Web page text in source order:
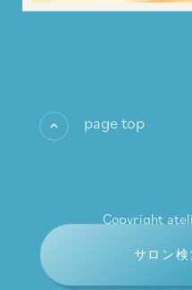
サロン
page top
Copyright